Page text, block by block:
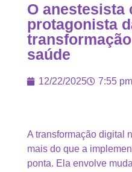
O anestesista
protagonista
saúde
12/22/2025 7:55 pm
A transformação digital
mais do que a
ponta. Ela envolve